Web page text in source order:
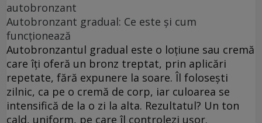
autobronzant
Autobronzant gradual: Ce este și cum
funcționează
Autobronzantul gradual este o loțiune sau cremă
care îți oferă un bronz treptat, prin aplicări
repetate, fără expunere la soare. Îl folosești
zilnic, ca pe o cremă de corp, iar culoarea se
intensifică de la o zi la alta. Rezultatul? Un ton
cald, uniform, pe care îl controlezi ușor.